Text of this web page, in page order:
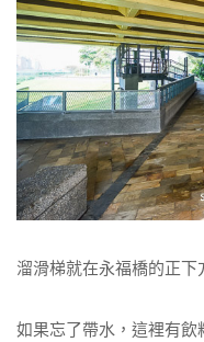
溜滑梯就在永福橋的正下
如果忘了帶水，這裡有飲